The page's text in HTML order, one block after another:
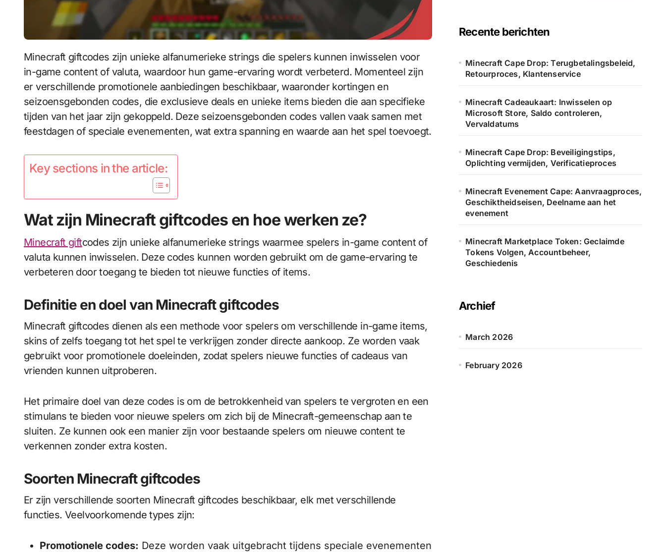
Minecraft giftcodes zijn unieke alfanumerieke strings die spelers kunnen inwisselen voor
in-game content of valuta, waardoor hun game-ervaring wordt verbeterd. Momenteel zijn
er verschillende promotionele aanbiedingen beschikbaar, waaronder kortingen en
seizoensgebonden codes, die exclusieve deals en unieke items bieden die aan specifieke
tijden van het jaar zijn gekoppeld. Deze seizoensgebonden codes vallen vaak samen met
feestdagen of speciale evenementen, wat extra spanning en waarde aan het spel toevoegt.
Key sections in the article:
Wat zijn Minecraft giftcodes en hoe werken ze?
Minecraft giftcodes zijn unieke alfanumerieke strings waarmee spelers in-game content of
valuta kunnen inwisselen. Deze codes kunnen worden gebruikt om de game-ervaring te
verbeteren door toegang te bieden tot nieuwe functies of items.
Definitie en doel van Minecraft giftcodes
Minecraft giftcodes dienen als een methode voor spelers om verschillende in-game items,
skins of zelfs toegang tot het spel te verkrijgen zonder directe aankoop. Ze worden vaak
gebruikt voor promotionele doeleinden, zodat spelers nieuwe functies of cadeaus van
vrienden kunnen uitproberen.
Het primaire doel van deze codes is om de betrokkenheid van spelers te vergroten en een
stimulans te bieden voor nieuwe spelers om zich bij de Minecraft-gemeenschap aan te
sluiten. Ze kunnen ook een manier zijn voor bestaande spelers om nieuwe content te
verkennen zonder extra kosten.
Soorten Minecraft giftcodes
Er zijn verschillende soorten Minecraft giftcodes beschikbaar, elk met verschillende
functies. Veelvoorkomende types zijn:
Promotionele codes: Deze worden vaak uitgebracht tijdens speciale evenementen
h
f
r
Recente berichten
Minecraft Cape Drop: Terugbetalingsbeleid,
Retourproces, Klantenservice
Minecraft Cadeaukaart: Inwisselen op
Microsoft Store, Saldo controleren,
Vervaldatums
Minecraft Cape Drop: Beveiligingstips,
Oplichting vermijden, Verificatieproces
Minecraft Evenement Cape: Aanvraagproces,
Geschiktheidseisen, Deelname aan het
evenement
Minecraft Marketplace Token: Geclaimde
Tokens Volgen, Accountbeheer,
Geschiedenis
Archief
March 2026
February 2026